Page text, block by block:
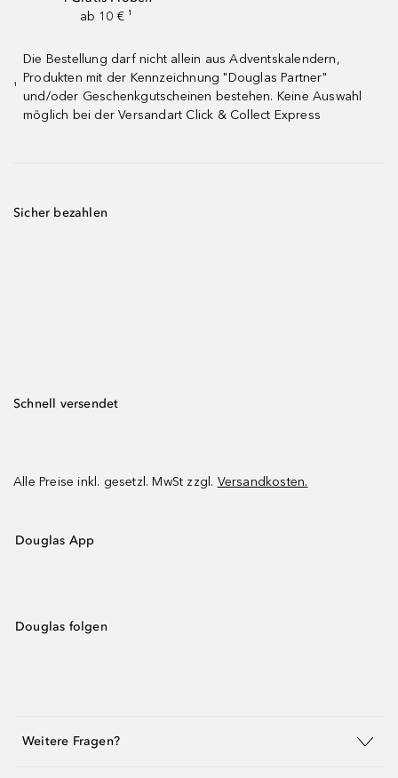
ab 10 € ¹
¹
Die Bestellung darf nicht allein aus Adventskalendern,
Produkten mit der Kennzeichnung "Douglas Partner"
und/oder Geschenkgutscheinen bestehen. Keine Auswahl
möglich bei der Versandart Click & Collect Express
Sicher bezahlen
Schnell versendet
Alle Preise inkl. gesetzl. MwSt zzgl. Versandkosten.
Douglas App
Douglas folgen
Weitere Fragen?